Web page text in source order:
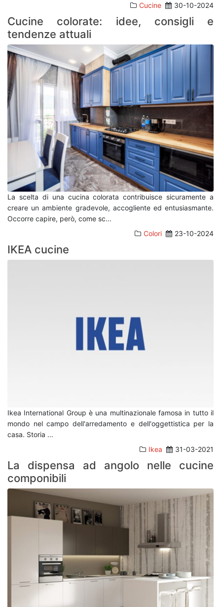
Cucine
30-10-2024
Cucine colorate: idee, consigli e
tendenze attuali
La scelta di una cucina colorata contribuisce sicuramente a
creare un ambiente gradevole, accogliente ed entusiasmante.
Occorre capire, però, come sc...
Colori
23-10-2024
IKEA cucine
Ikea International Group è una multinazionale famosa in tutto il
mondo nel campo dell'arredamento e dell'oggettistica per la
casa. Storia ...
Ikea
31-03-2021
La dispensa ad angolo nelle cucine
componibili